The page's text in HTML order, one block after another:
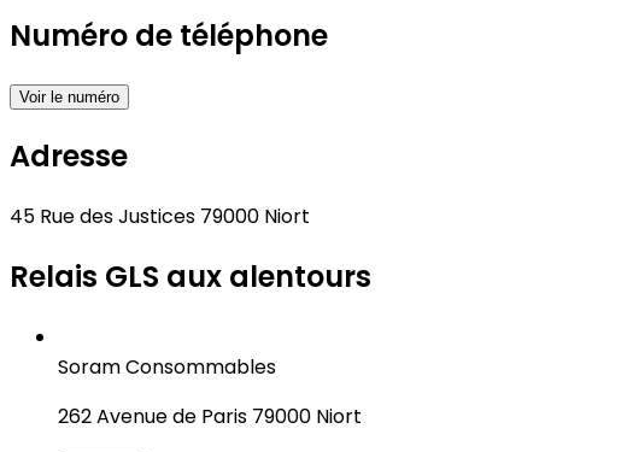
Numéro de téléphone
Voir le numéro
Adresse
45 Rue des Justices 79000 Niort
Relais GLS aux alentours
Soram Consommables
262 Avenue de Paris 79000 Niort